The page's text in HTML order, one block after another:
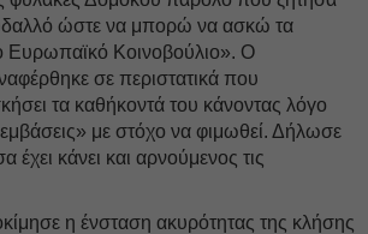
ώστε να μπορώ να ασκώ τα
Ευρωπαϊκό Κοινοβούλιο». Ο
σε περιστατικά που
τα καθήκοντά του κάνοντας λόγο
με στόχο να φιμωθεί. Δήλωσε
έχει κάνει και αρνούμενος τις
η ένσταση ακυρότητας της κλήσης